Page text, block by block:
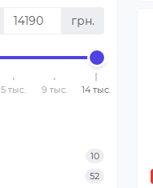
грн.
5 тыс. 9 тыс. 14 тыс.
10
52